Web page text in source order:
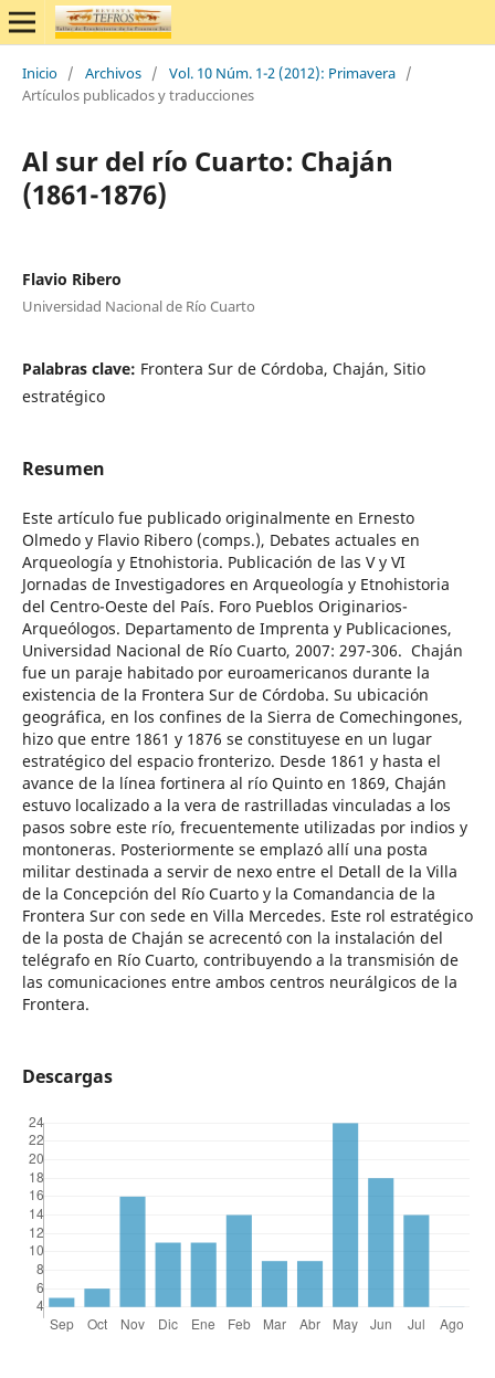
Inicio / Archivos / Vol. 10 Núm. 1-2 (2012): Primavera /
Artículos publicados y traducciones
Al sur del río Cuarto: Chaján
(1861-1876)
Flavio Ribero
Universidad Nacional de Río Cuarto
Palabras clave: Frontera Sur de Córdoba, Chaján, Sitio
estratégico
Resumen
Este artículo fue publicado originalmente en Ernesto
Olmedo y Flavio Ribero (comps.), Debates actuales en
Arqueología y Etnohistoria. Publicación de las V y VI
Jornadas de Investigadores en Arqueología y Etnohistoria
del Centro-Oeste del País. Foro Pueblos Originarios-
Arqueólogos. Departamento de Imprenta y Publicaciones,
Universidad Nacional de Río Cuarto, 2007: 297-306. Chaján
fue un paraje habitado por euroamericanos durante la
existencia de la Frontera Sur de Córdoba. Su ubicación
geográfica, en los confines de la Sierra de Comechingones,
hizo que entre 1861 y 1876 se constituyese en un lugar
estratégico del espacio fronterizo. Desde 1861 y hasta el
avance de la línea fortinera al río Quinto en 1869, Chaján
estuvo localizado a la vera de rastrilladas vinculadas a los
pasos sobre este río, frecuentemente utilizadas por indios y
montoneras. Posteriormente se emplazó allí una posta
militar destinada a servir de nexo entre el Detall de la Villa
de la Concepción del Río Cuarto y la Comandancia de la
Frontera Sur con sede en Villa Mercedes. Este rol estratégico
de la posta de Chaján se acrecentó con la instalación del
telégrafo en Río Cuarto, contribuyendo a la transmisión de
las comunicaciones entre ambos centros neurálgicos de la
Frontera.
Descargas